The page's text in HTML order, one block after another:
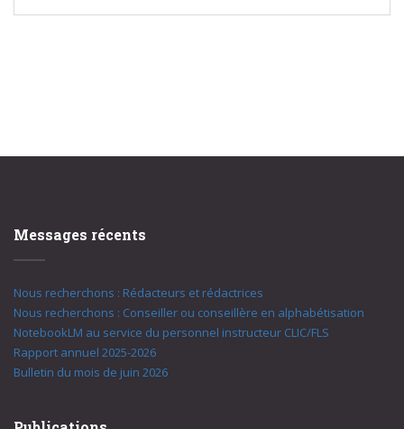
Messages récents
Nous recherchons : Rédacteurs et rédactrices
Nous recherchons : Conseiller ou conseillère en alphabétisation
NotebookLM au service du personnel instructeur CLIC/FLS
Rapport annuel 2025-2026
Bulletin du mois de juin 2026